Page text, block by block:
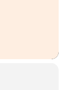
bil.